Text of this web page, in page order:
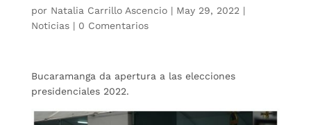
por Natalia Carrillo Ascencio| May 29, 2022 |
Noticias| 0 Comentarios
Bucaramanga da apertura a las elecciones
presidenciales 2022.